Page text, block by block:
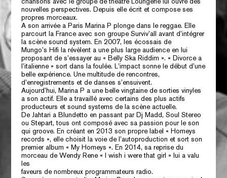
chansons avec le groupe de théâtre Loungerie lui ouvre des
nouvelles perspectives. Depuis elle écrit et compose ses
propres morceaux.
A son arrivée a Paris Marina P plonge dans le reggae. Elle
parcourt la France avec son groupe Surviv’all avant d’intégrer
la scène sound system. En 2007, les écossais de
Mungo’s Hifi la révèlent a une plus large audience en lui
proposant de s’essayer au « Belly Ska Riddim ». « Divorce a
l’italienne » sort dans la foulée. L’impact sonne le début d’une
belle expérience. Une multitude de rencontres,
d’enregistrements et de danses s’ensuivent.
Aujourd’hui, Marina P a une belle vingtaine de sorties vinyles
a son actif. Elle a travaillé avec certains des plus actifs
producteurs et sound systems de la scène actuelle.
De Jahtari a Blundetto en passant par Dj Madd, Soul Stereo
ou Stepart, tous ont composé avec sa passion pour le son
qui groove. En créant en 2013 son propre label « Homeys
records », elle choisit la voie de l’autoproduction et sort son
premier album « My Homeys ». En 2014, sa reprise du
morceau de Wendy Rene « I wish i were that girl » lui a valu
les
faveurs de nombreux programmateurs radio.